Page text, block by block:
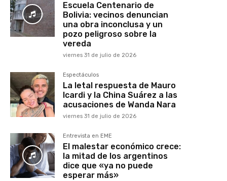
Escuela Centenario de
Bolivia: vecinos denuncian
una obra inconclusa y un
pozo peligroso sobre la
vereda
viernes 31 de julio de 2026
Espectáculos
La letal respuesta de Mauro
Icardi y la China Suárez a las
acusaciones de Wanda Nara
viernes 31 de julio de 2026
Entrevista en EME
El malestar económico crece:
la mitad de los argentinos
dice que «ya no puede
esperar más»